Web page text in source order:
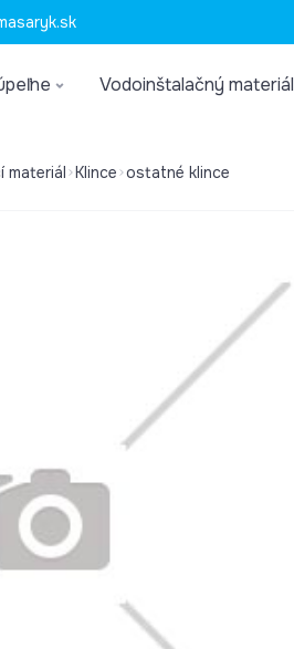
Vodoinštalačný materiál
materiál Klince ostatné klince